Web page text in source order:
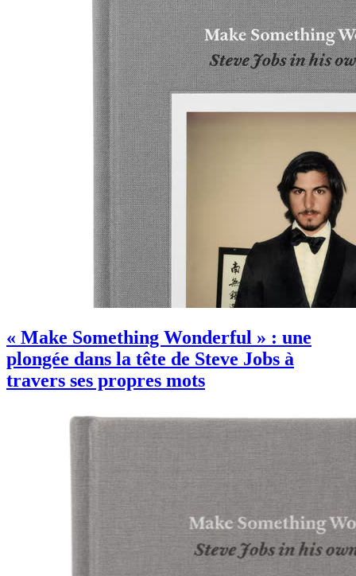
« Make Something Wonderful » : une
plongée dans la tête de Steve Jobs à
travers ses propres mots